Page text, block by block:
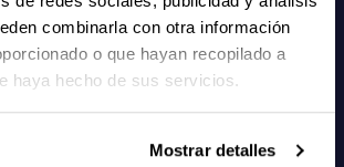
combinarla con otra información
o que hayan recopilado a
haya hecho de sus servicios.
Mostrar detalles